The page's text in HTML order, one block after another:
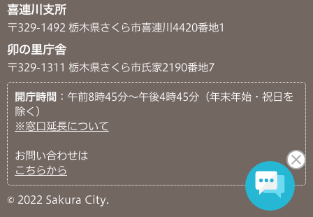
喜連川支所
〒329-1492 栃木県さくら市喜連川4420番地1
卯の里庁舎
〒329-1311 栃木県さくら市氏家2190番地7
開庁時間 ：午前8時45分～午後4時45分（年末年始・祝日を
除く）
※窓口延長について
お問い合わせは
こちらから
© 2022 Sakura City.